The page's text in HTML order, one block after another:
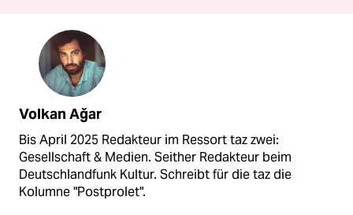
Volkan Ağar
Bis April 2025 Redakteur im Ressort taz zwei:
Gesellschaft & Medien. Seither Redakteur beim
Deutschlandfunk Kultur. Schreibt für die taz die
Kolumne "Postprolet".